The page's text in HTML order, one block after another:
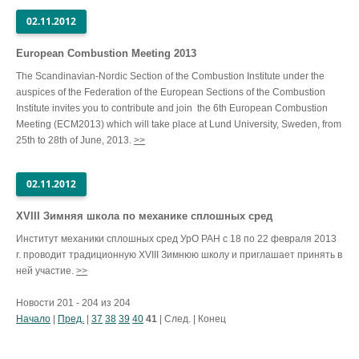
02.11.2012
European Combustion Meeting 2013
The Scandinavian-Nordic Section of the Combustion Institute under the
auspices of the Federation of the European Sections of the Combustion
Institute invites you to contribute and join the 6th European Combustion
Meeting (ECM2013) which will take place at Lund University, Sweden, from
25th to 28th of June, 2013. >>
02.11.2012
XVIII Зимняя школа по механике сплошных сред
Институт механики сплошных сред УрО РАН с 18 по 22 февраля 2013
г. проводит традиционную XVIII Зимнюю школу и приглашает принять в
ней участие. >>
Новости 201 - 204 из 204
Начало
Пред. 37 38 39 40 41 | След. | Конец